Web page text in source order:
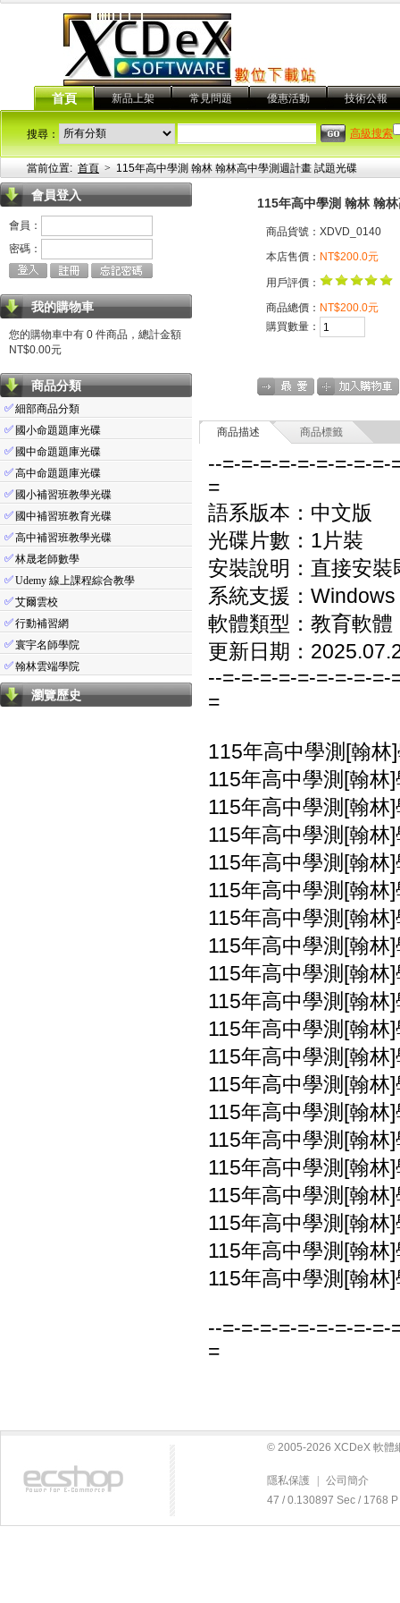
首頁 新品上架 常見問題 優惠活動 技術公報
搜尋： 高級搜索
當前位置: 首頁 > 115年高中學測 翰林 翰林高中學測週計畫 試題光碟
會員登入
會員：
密碼：
我的購物車
您的購物車中有 0 件商品，總計金額
NT$0.00元
商品分類
✅細部商品分類
✅ 國小命題題庫光碟
✅ 國中命題題庫光碟
✅高中命題題庫光碟
✅ 國小補習班教學光碟
✅ 國中補習班教育光碟
✅高中補習班教學光碟
✅林晟老師數學
✅Udemy 線上課程綜合教學
✅艾爾雲校
✅行動補習網
✅寰宇名師學院
✅翰林雲端學院
瀏覽歷史
115年高中學測 翰林 翰
商品貨號：XDVD_0140
本店售價： NT$200.0元
用戶評價：
商品總價： NT$200.0元
購買數量：
商品描述 商品標籤
--=-=-=-=-=-=-=-=-=-
=
語系版本：中文版
光碟片數：1片裝
安裝說明：直接安裝
系統支援：
軟體類型：教育軟體
更新日期：
--=-=-=-=-=-=-=-=-=-
=
115年高中學測[翰
115年高中學測[翰
115年高中學測[翰林
115年高中學測[翰林
115年高中學測[翰林
115年高中學測[翰
115年高中學測[翰林
115年高中學測[翰
115年高中學測[翰林
115年高中學測[翰
115年高中學測[翰林
115年高中學測[翰
115年高中學測[翰林
115年高中學測[翰
115年高中學測[翰林
115年高中學測[翰
115年高中學測[翰林
115年高中學測[翰
115年高中學測[翰林
115年高中學測[翰
--=-=-=-=-=-=-=-=-=-
=
© 2005-2026 XCDeX 軟體
隱私保護
公司簡介
47 / 0.130897 Sec / 1768